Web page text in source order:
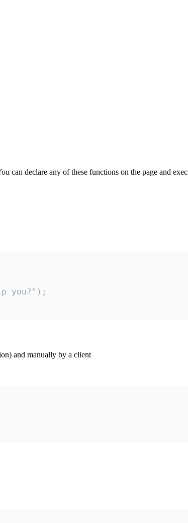
can declare any of these functions on the page and
you?");
and manually by a client